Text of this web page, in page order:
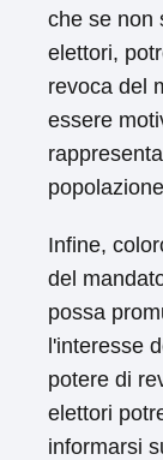
che se non
elettori,
revoca del
essere
Infine,
del
possa
l'interesse
potere di
elettori
informarsi